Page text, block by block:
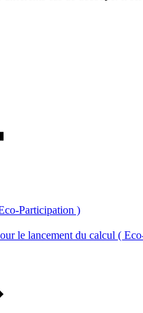
Participation )
le lancement du calcul (